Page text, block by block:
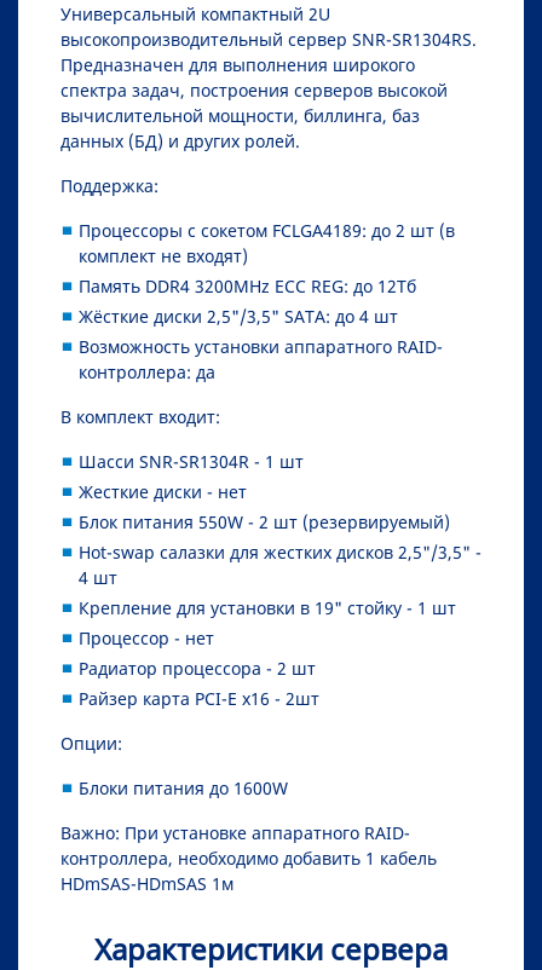
Универсальный компактный 2U
высокопроизводительный сервер SNR-SR1304RS.
Предназначен для выполнения широкого
спектра задач, построения серверов высокой
вычислительной мощности, биллинга, баз
данных (БД) и других ролей.
Поддержка:
Процессоры с сокетом FСLGA4189: до 2 шт (в
комплект не входят)
Память DDR4 3200MHz ECC REG: до 12Тб
Жёсткие диски 2,5"/3,5" SATA: до 4 шт
Возможность установки аппаратного RAID-
контроллера: да
В комплект входит:
Шасси SNR-SR1304R - 1 шт
Жесткие диски - нет
Блок питания 550W - 2 шт (резервируемый)
Hot-swap салазки для жестких дисков 2,5"/3,5" -
4 шт
Крепление для установки в 19" стойку - 1 шт
Процессор - нет
Радиатор процессора - 2 шт
Райзер карта PCI-E x16 - 2шт
Опции:
Блоки питания до 1600W
Важно: При установке аппаратного RAID-
контроллера, необходимо добавить 1 кабель
HDmSAS-HDmSAS 1м
Характеристики сервера